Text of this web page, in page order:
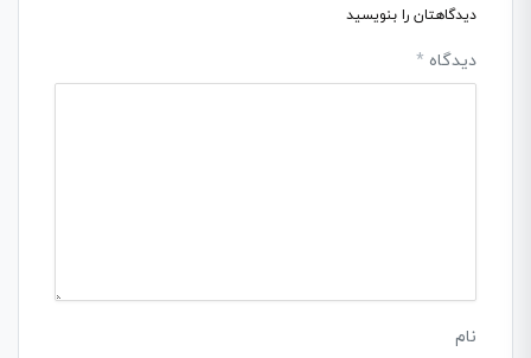
دیدگاهتان را بنویسید
دیدگاه *
نام